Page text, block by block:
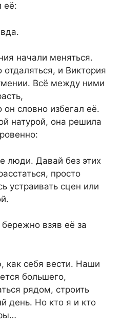
её:
начали меняться.
и Виктория
Всё между ними
словно избегал её.
натурой, она решила
люди. Давай без этих
просто
устраивать сцен или
взяв её за
как себя вести. Наши
большего,
рядом, строить
день. Но кто я и кто